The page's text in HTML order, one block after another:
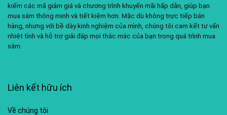
kiếm các mã giảm giá và chương trình khuyến mãi hấp dẫn, giúp bạn
mua sắm thông minh và tiết kiệm hơn. Mặc dù không trực tiếp bán
hàng, nhưng với bề dày kinh nghiệm của mình, chúng tôi cam kết tư vấn
nhiệt tình và hỗ trợ giải đáp mọi thắc mắc của bạn trong quá trình mua
sắm.
Liên kết hữu ích
Về chúng tôi